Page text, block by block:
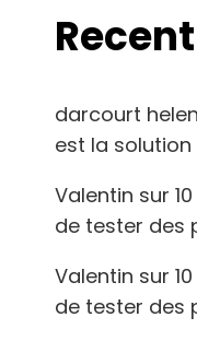
darcourt
est la
Valentin sur
de tester des
Valentin sur
de tester des